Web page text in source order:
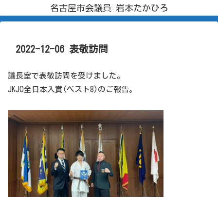
名古屋市会議員 岩本たかひろ
2022-12-06 表敬訪問
議長室で表敬訪問を受けました。
JKJO全日本入賞(ベスト8)のご報告。